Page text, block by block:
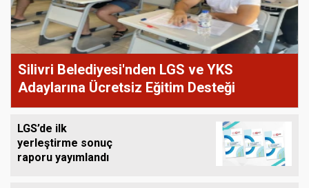
Silivri Belediyesi'nden LGS ve YKS
Adaylarına Ücretsiz Eğitim Desteği
LGS’de ilk
yerleştirme sonuç
raporu yayımlandı